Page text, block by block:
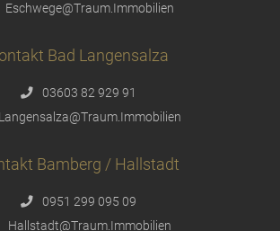
Eschwege@Traum.Immobilien
Bad Langensalza
03603 82 929 91
Langensalza@Traum.Immobilien
Bamberg / Hallstadt
0951 299 095 09
Hallstadt@Traum.Immobilien